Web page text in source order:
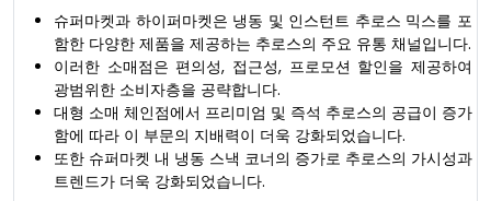
슈퍼마켓과 하이퍼마켓은 냉동 및 인스턴트 추로스 믹스를 포
함한 다양한 제품을 제공하는 추로스의 주요 유통 채널입니다.
이러한 소매점은 편의성, 접근성, 프로모션 할인을 제공하여
광범위한 소비자층을 공략합니다.
대형 소매 체인점에서 프리미엄 및 즉석 추로스의 공급이 증가
함에 따라 이 부문의 지배력이 더욱 강화되었습니다.
또한 슈퍼마켓 내 냉동 스낵 코너의 증가로 추로스의 가시성과
트렌드가 더욱 강화되었습니다.